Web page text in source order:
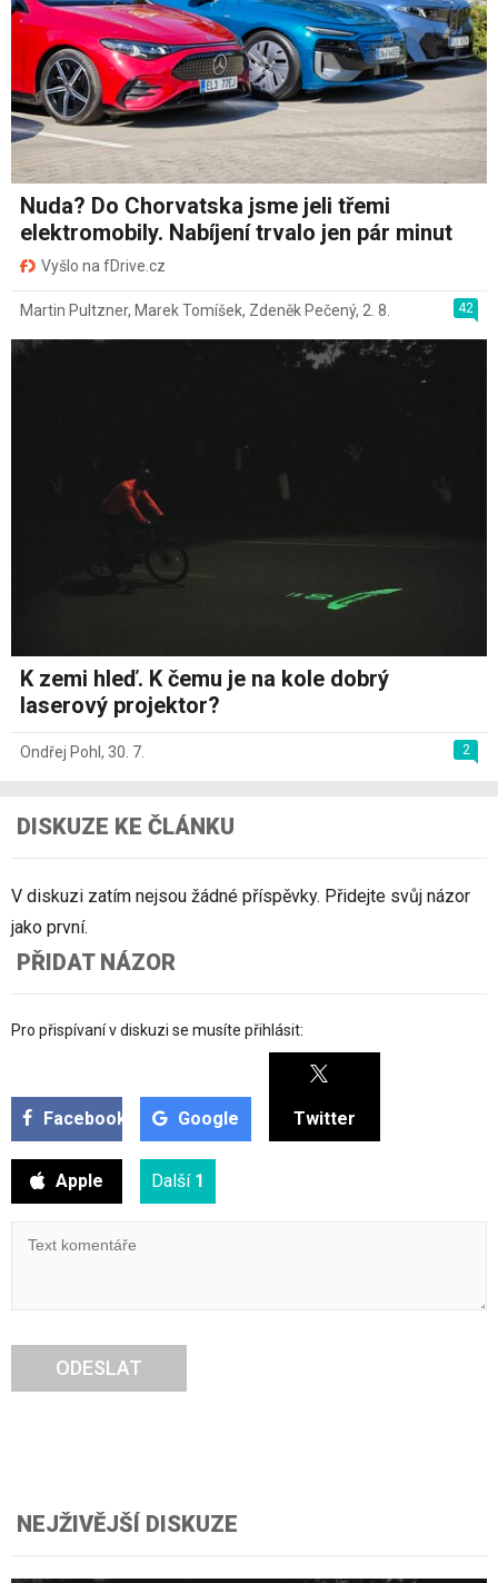
Nuda? Do Chorvatska jsme jeli třemi
elektromobily. Nabíjení trvalo jen pár minut
Vyšlo na fDrive.cz
42
Martin Pultzner, Marek Tomíšek, Zdeněk Pečený, 2. 8.
K zemi hleď. K čemu je na kole dobrý
laserový projektor?
2
Ondřej Pohl , 30. 7.
DISKUZE KE ČLÁNKU
V diskuzi zatím nejsou žádné příspěvky. Přidejte svůj názor
jako první.
PŘIDAT NÁZOR
Pro přispívaní v diskuzi se musíte přihlásit:
Facebook Google Twitter
Apple Další 1
ODESLAT
NEJŽIVĚJŠÍ DISKUZE